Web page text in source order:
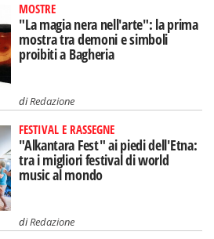
MOSTRE
"La magia nera nell'arte": la prima
mostra tra demoni e simboli
proibiti a Bagheria
diRedazione
FESTIVAL E RASSEGNE
"Alkantara Fest" ai piedi dell'Etna:
tra i migliori festival di world
music al mondo
diRedazione